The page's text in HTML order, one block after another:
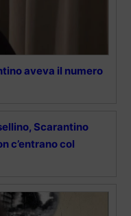
aveva il numero
Scarantino
c’entrano col